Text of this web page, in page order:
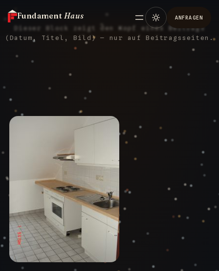
Fundament Haus ANFRAGEN
Dieser Block zeigt den Kopf eines Beitrags
(Datum, Titel, Bild) — nur auf Beitragsseiten.